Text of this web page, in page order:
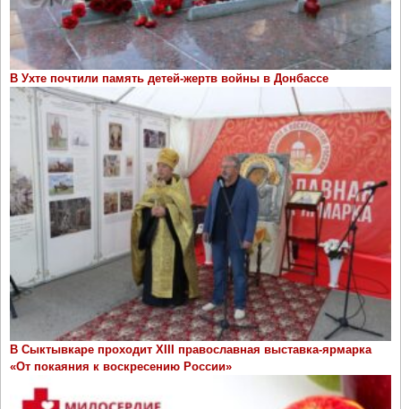
В Ухте почтили память детей-жертв войны в Донбассе
В Сыктывкаре проходит ХIII православная выставка-ярмарка
«От покаяния к воскресению России»